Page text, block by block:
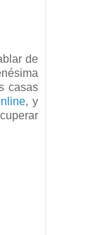
de
casas
, y